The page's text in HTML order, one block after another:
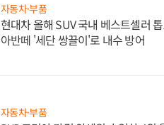
자동차·부품
현대차 올해 SUV 국내 베스트셀러
아반떼 '세단 쌍끌이'로 내수 방어
자동차·부품